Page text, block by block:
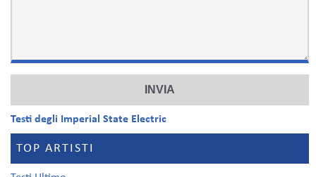
Testi degli Imperial State Electric
TOP ARTISTI